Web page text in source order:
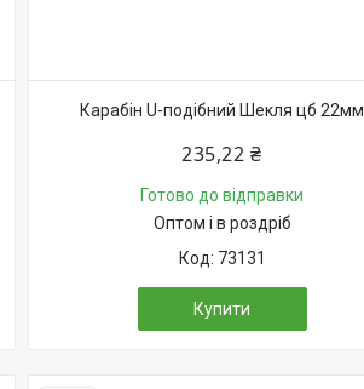
Карабін U-подібний Шекля цб 22мм
235,22 ₴
Готово до відправки
Оптом і в роздріб
73131
Купити